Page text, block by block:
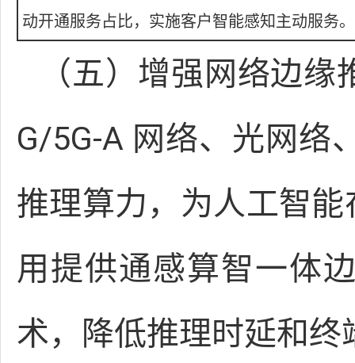
动开通服务占比，实施客户智能感知主动服务。
（五）增强网络边
G/5G-A 网络、光网络
推理算力，为人工智
用提供通感算智一体
术，降低推理时延和